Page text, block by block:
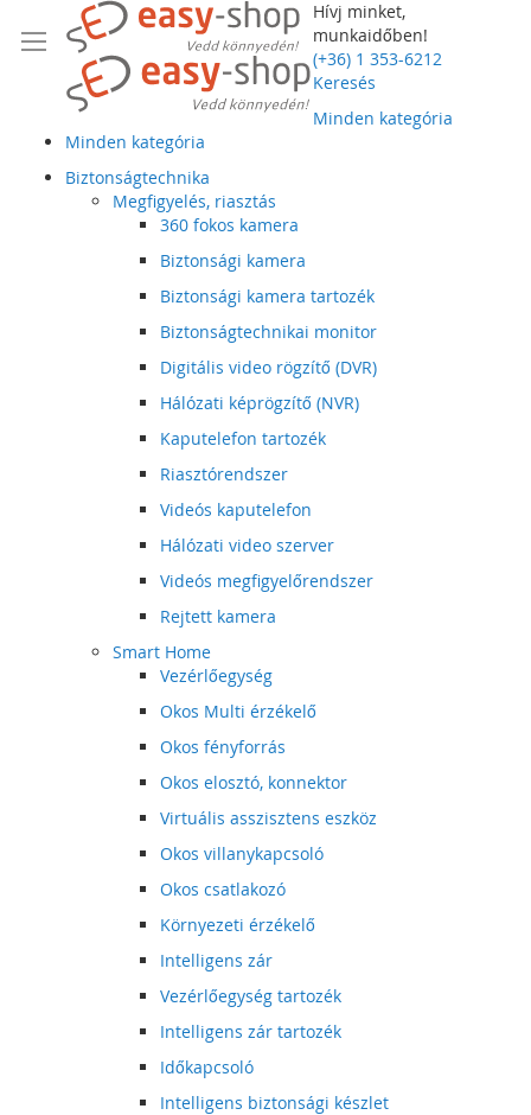
Hívj minket,
munkaidőben!
(+36) 1 353-6212
Keresés
Minden kategória
Minden kategória
Biztonságtechnika
Megfigyelés, riasztás
360 fokos kamera
Biztonsági kamera
Biztonsági kamera tartozék
Biztonságtechnikai monitor
Digitális video rögzítő (DVR)
Hálózati képrögzítő (NVR)
Kaputelefon tartozék
Riasztórendszer
Videós kaputelefon
Hálózati video szerver
Videós megfigyelőrendszer
Rejtett kamera
Smart Home
Vezérlőegység
Okos Multi érzékelő
Okos fényforrás
Okos elosztó, konnektor
Virtuális asszisztens eszköz
Okos villanykapcsoló
Okos csatlakozó
Környezeti érzékelő
Intelligens zár
Vezérlőegység tartozék
Intelligens zár tartozék
Időkapcsoló
Intelligens biztonsági készlet